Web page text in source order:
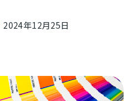
2024年12月25日